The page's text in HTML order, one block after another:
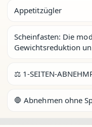
Appetitzügler
Scheinfasten: Die
Gewichtsreduktion
⚖️ 1-SEITEN-
🛑 Abnehmen ohne